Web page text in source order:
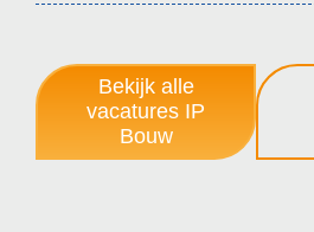
Bekijk alle
vacatures IP
Bouw